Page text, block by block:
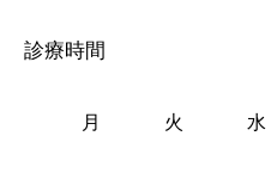
診療時間
月 火 水